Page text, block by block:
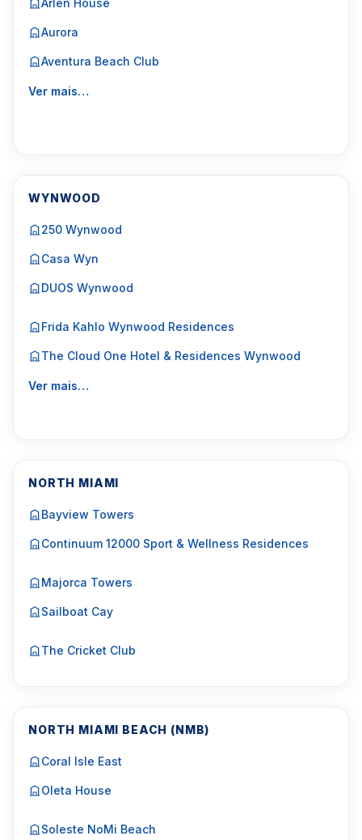
Arlen House
Aurora
Aventura Beach Club
Ver mais…
WYNWOOD
250 Wynwood
Casa Wyn
DUOS Wynwood
Frida Kahlo Wynwood Residences
The Cloud One Hotel & Residences Wynwood
Ver mais…
NORTH MIAMI
Bayview Towers
Continuum 12000 Sport & Wellness Residences
Majorca Towers
Sailboat Cay
The Cricket Club
NORTH MIAMI BEACH (NMB)
Coral Isle East
Oleta House
Soleste NoMi Beach